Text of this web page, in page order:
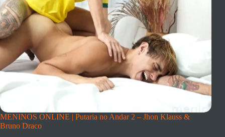
MENINOS ONLINE | Putaria no Andar 2 – Jhon Klauss &
Bruno Draco